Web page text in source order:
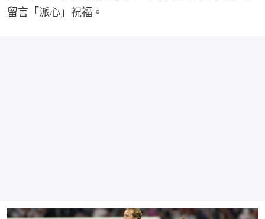
留言「派心」祝福。